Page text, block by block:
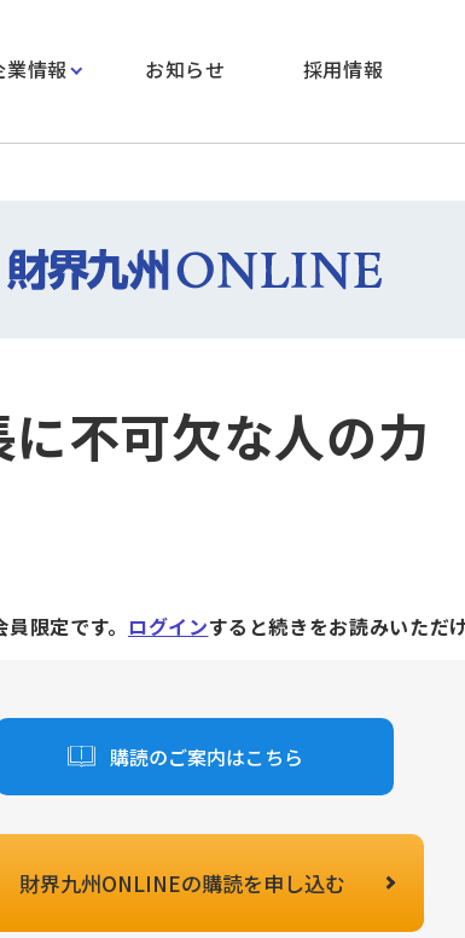
業情報 お知らせ 採用情報
不可欠な人の力
限定です。 ログインすると続きをお読みいただけ
購読のご案内はこちら
財界九州ONLINEの購読を申し込む